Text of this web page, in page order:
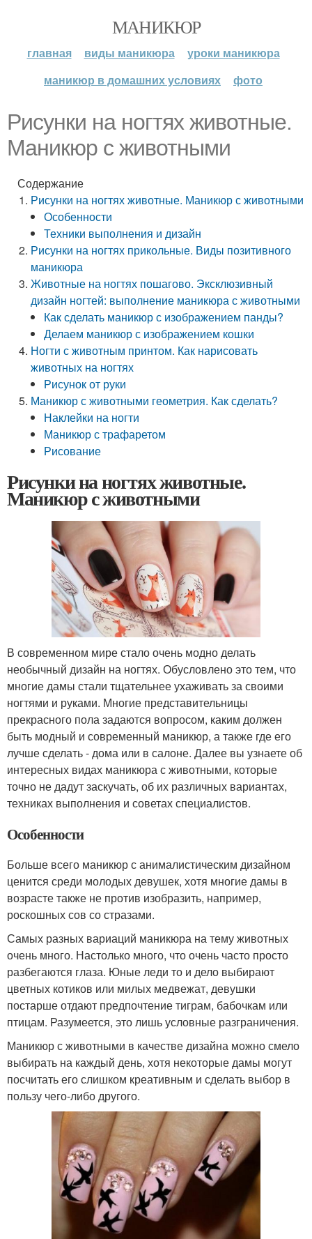
МАНИКЮР
главная виды маникюра
уроки маникюра
маникюр в домашних условиях
фото
Рисунки на ногтях животные.
Маникюр с животными
Содержание
Рисунки на ногтях животные. Маникюр с животными
Особенности
Техники выполнения и дизайн
Рисунки на ногтях прикольные. Виды позитивного
маникюра
Животные на ногтях пошагово. Эксклюзивный
дизайн ногтей: выполнение маникюра с животными
Как сделать маникюр с изображением панды?
Делаем маникюр с изображением кошки
Ногти с животным принтом. Как нарисовать
животных на ногтях
Рисунок от руки
Маникюр с животными геометрия. Как сделать?
Наклейки на ногти
Маникюр с трафаретом
Рисование
Рисунки на ногтях животные.
Маникюр с животными
В современном мире стало очень модно делать
необычный дизайн на ногтях. Обусловлено это тем, что
многие дамы стали тщательнее ухаживать за своими
ногтями и руками. Многие представительницы
прекрасного пола задаются вопросом, каким должен
быть модный и современный маникюр, а также где его
лучше сделать - дома или в салоне. Далее вы узнаете об
интересных видах маникюра с животными, которые
точно не дадут заскучать, об их различных вариантах,
техниках выполнения и советах специалистов.
Особенности
Больше всего маникюр с анималистическим дизайном
ценится среди молодых девушек, хотя многие дамы в
возрасте также не против изобразить, например,
роскошных сов со стразами.
Самых разных вариаций маникюра на тему животных
очень много. Настолько много, что очень часто просто
разбегаются глаза. Юные леди то и дело выбирают
цветных котиков или милых медвежат, девушки
постарше отдают предпочтение тиграм, бабочкам или
птицам. Разумеется, это лишь условные разграничения.
Маникюр с животными в качестве дизайна можно смело
выбирать на каждый день, хотя некоторые дамы могут
посчитать его слишком креативным и сделать выбор в
пользу чего-либо другого.